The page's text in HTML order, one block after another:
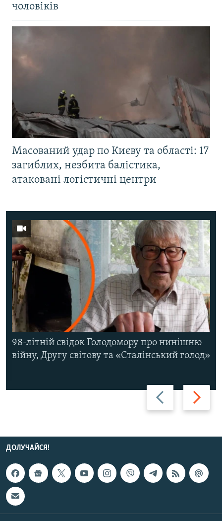
чоловіків
Масований удар по Києву та області: 17
загиблих, незбита балістика,
атаковані логістичні центри
Назад Вперед
98-літній свідок Голодомору про нинішню
війну, Другу світову та «Сталінський голод»
ДОЛУЧАЙСЯ!